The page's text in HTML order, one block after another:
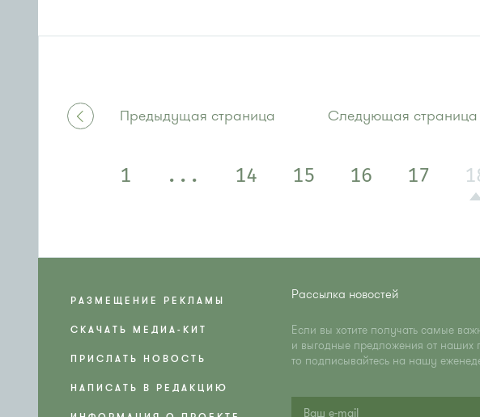
Предыдущая страница Следующая страница
1 ... 14 15 16 17
РАЗМЕЩЕНИЕ РЕКЛАМЫ
СКАЧАТЬ МЕДИА-КИТ
ПРИСЛАТЬ НОВОСТЬ
НАПИСАТЬ В РЕДАКЦИЮ
Рассылка новостей
Если вы хотите получать самые
и выгодные предложения от наших
то подписывайтесь на нашу